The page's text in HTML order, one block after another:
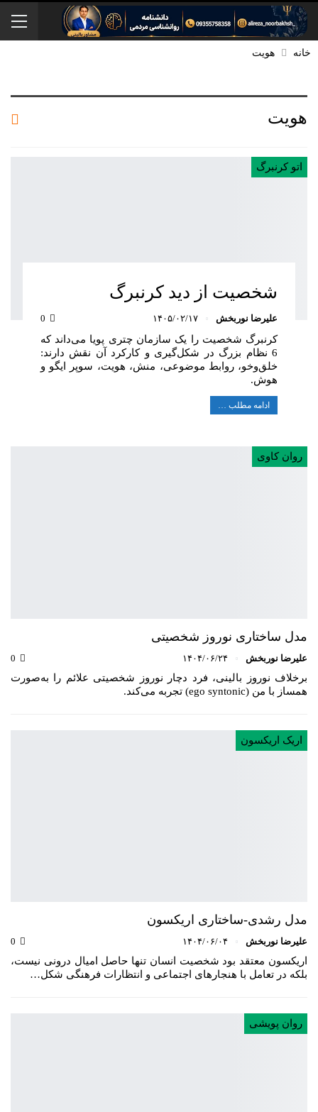
خانه هویت
هویت
اتو کرنبرگ
شخصیت از دید کرنبرگ
علیرضا نوربخش ۱۴۰۵/۰۲/۱۷
کرنبرگ شخصیت را یک سازمان چتری پویا می‌داند که
6 نظام بزرگ در شکل‌گیری و کارکرد آن نقش دارند:
خلق‌وخو، روابط موضوعی، منش، هویت، سوپر ایگو و
هوش.
ادامه مطلب …
روان کاوی
مدل ساختاری نوروز شخصیتی
علیرضا نوربخش ۱۴۰۴/۰۶/۲۴
برخلاف نوروز بالینی، فرد دچار نوروز شخصیتی علائم را به‌صورت
همساز با من (ego syntonic) تجربه می‌کند.
اریک اریکسون
مدل رشدی-ساختاری اریکسون
علیرضا نوربخش ۱۴۰۴/۰۶/۰۴
اریکسون معتقد بود شخصیت انسان تنها حاصل امیال درونی نیست،
بلکه در تعامل با هنجارهای اجتماعی و انتظارات فرهنگی شکل…
روان پویشی